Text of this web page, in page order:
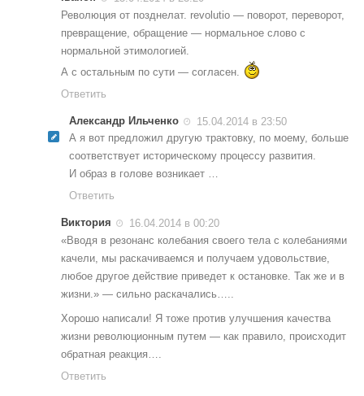
Революция от позднелат. revolutio — поворот, переворот,
превращение, обращение — нормальное слово с
нормальной этимологией.
А с остальным по сути — согласен.
Ответить
Александр Ильченко
15.04.2014 в 23:50
А я вот предложил другую трактовку, по моему, больше
соответствует историческому процессу развития.
И образ в голове возникает …
Ответить
Виктория
16.04.2014 в 00:20
«Вводя в резонанс колебания своего тела с колебаниями
качели, мы раскачиваемся и получаем удовольствие,
любое другое действие приведет к остановке. Так же и в
жизни.» — сильно раскачались…..
Хорошо написали! Я тоже против улучшения качества
жизни революционным путем — как правило, происходит
обратная реакция….
Ответить